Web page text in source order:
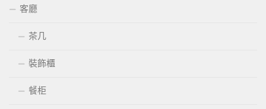
客廳
茶几
裝飾櫃
餐柜